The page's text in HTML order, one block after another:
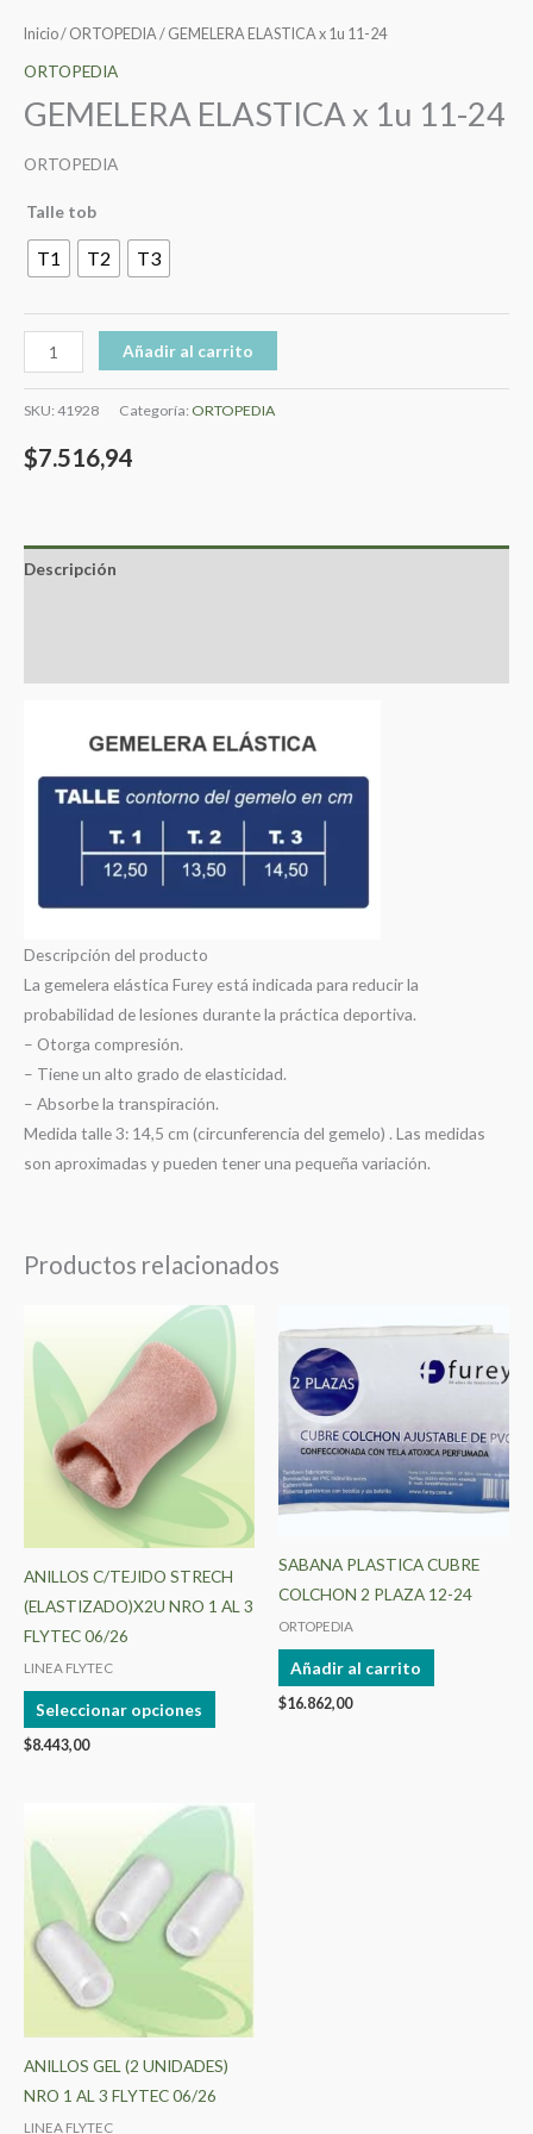
Inicio/ ORTOPEDIA/ GEMELERA ELASTICA x 1u 11-24
ORTOPEDIA
GEMELERA ELASTICA x 1u 11-24
ORTOPEDIA
Talle tob
T1 T2 T3
Añadir al carrito
SKU: 41928 Categoría: ORTOPEDIA
$7.516,94
Descripción
Descripción del producto
La gemelera elástica Furey está indicada para reducir la
probabilidad de lesiones durante la práctica deportiva.
– Otorga compresión.
– Tiene un alto grado de elasticidad.
– Absorbe la transpiración.
Medida talle 3: 14,5 cm (circunferencia del gemelo) . Las medidas
son aproximadas y pueden tener una pequeña variación.
Productos relacionados
ANILLOS C/TEJIDO STRECH
(ELASTIZADO)X2U NRO 1 AL 3
FLYTEC 06/26
LINEA FLYTEC
Seleccionar opciones
Este
tiene
múltiples
variantes.
opciones
se
elegir
en
$8.443,00
SABANA PLASTICA CUBRE
COLCHON 2 PLAZA 12-24
ORTOPEDIA
Añadir al carrito
$16.862,00
ANILLOS GEL (2 UNIDADES)
NRO 1 AL 3 FLYTEC 06/26
LINEA FLYTEC
Este
tiene
múltiples
variantes.
opciones
se
pueden